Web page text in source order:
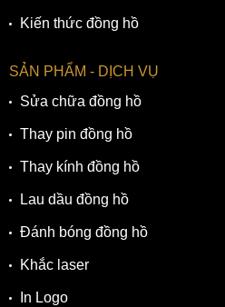
Kiến thức đồng hồ
SẢN PHẨM - DỊCH VỤ
Sửa chữa đồng hồ
Thay pin đồng hồ
Thay kính đồng hồ
Lau dầu đồng hồ
Đánh bóng đồng hồ
Khắc laser
In Logo